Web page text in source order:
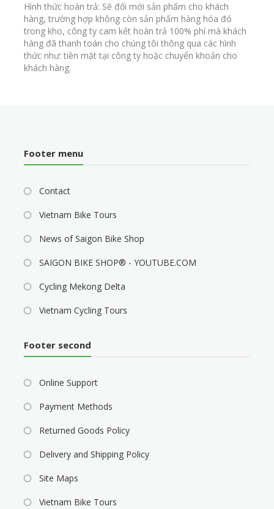
Hình thức hoàn trả: Sẽ đổi mới sản phẩm cho khách
hàng, trường hợp không còn sản phẩm hàng hóa đó
trong kho, công ty cam kết hoàn trả 100% phí mà khách
hàng đã thanh toán cho chúng tôi thông qua các hình
thức như: tiền mặt tại công ty hoặc chuyển khoản cho
khách hàng.
Footer menu
Contact
Vietnam Bike Tours
News of Saigon Bike Shop
SAIGON BIKE SHOP® - YOUTUBE.COM
Cycling Mekong Delta
Vietnam Cycling Tours
Footer second
Online Support
Payment Methods
Returned Goods Policy
Delivery and Shipping Policy
Site Maps
Vietnam Bike Tours